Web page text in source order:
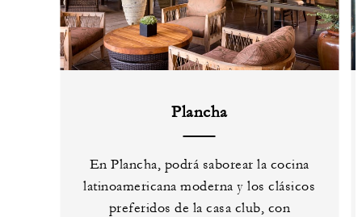
Plancha
En Plancha, podrá saborear la cocina
latinoamericana moderna y los clásicos
preferidos de la casa club, con